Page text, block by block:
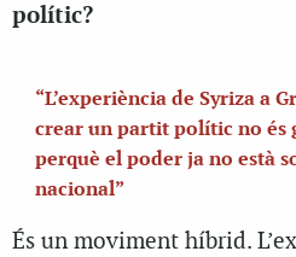
polític?
“L’experiència de Syriza a
crear un partit polític no és
perquè el poder ja no està
nacional”
És un moviment híbrid.